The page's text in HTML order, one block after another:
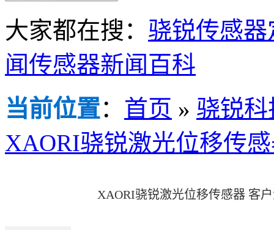
大家都在搜： 骁锐传感器
闻传感器新闻百科
当前位置： 首页 » 骁锐
XAORI骁锐激光位移传
XAORI骁锐激光位移传感器 客